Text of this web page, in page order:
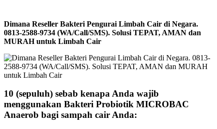
Dimana Reseller Bakteri Pengurai Limbah Cair di Negara.
0813-2588-9734 (WA/Call/SMS). Solusi TEPAT, AMAN dan
MURAH untuk Limbah Cair
10 (sepuluh) sebab kenapa Anda wajib
menggunakan Bakteri Probiotik MICROBAC
Anaerob bagi sampah cair Anda: